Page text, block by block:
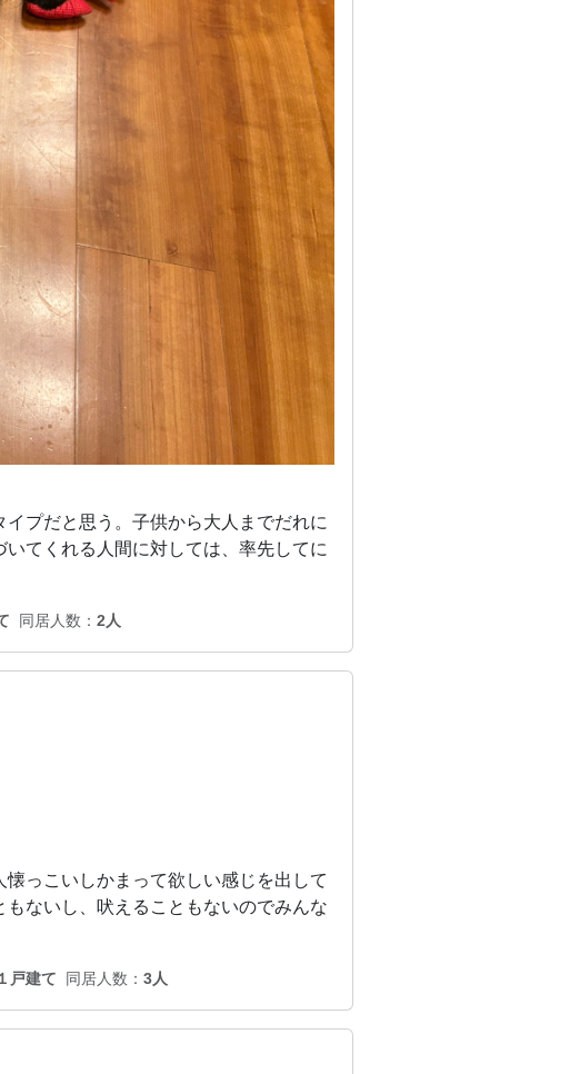
プだと思う。子供から大人までだれに
てくれる人間に対しては、率先してに
同居人数： 2人
っこいしかまって欲しい感じを出して
ないし、吠えることもないのでみんな
戸建て 同居人数： 3人